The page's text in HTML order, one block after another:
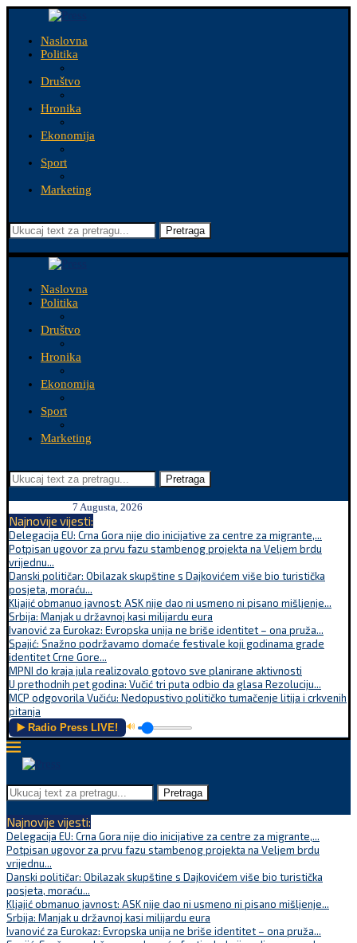
Naslovna
Politika
Društvo
Hronika
Ekonomija
Sport
Marketing
Pretraga
Naslovna
Politika
Društvo
Hronika
Ekonomija
Sport
Marketing
Pretraga
7 Augusta, 2026
Najnovije vijesti:
Delegacija EU: Crna Gora nije dio inicijative za centre za migrante,...
Potpisan ugovor za prvu fazu stambenog projekta na Veljem brdu
vrijednu...
Danski političar: Obilazak skupštine s Dajkovićem više bio turistička
posjeta, moraću...
Kljajić obmanuo javnost: ASK nije dao ni usmeno ni pisano mišljenje...
Srbija: Manjak u državnoj kasi milijardu eura
Ivanović za Eurokaz: Evropska unija ne briše identitet – ona pruža...
Spajić: Snažno podržavamo domaće festivale koji godinama grade
identitet Crne Gore...
MPNI do kraja jula realizovalo gotovo sve planirane aktivnosti
U prethodnih pet godina: Vučić tri puta odbio da glasa Rezoluciju...
MCP odgovorila Vučiću: Nedopustivo političko tumačenje litija i crkvenih
pitanja
▶️ Radio Press LIVE! 🔊
Pretraga
Najnovije vijesti:
Delegacija EU: Crna Gora nije dio inicijative za centre za migrante,...
Potpisan ugovor za prvu fazu stambenog projekta na Veljem brdu
vrijednu...
Danski političar: Obilazak skupštine s Dajkovićem više bio turistička
posjeta, moraću...
Kljajić obmanuo javnost: ASK nije dao ni usmeno ni pisano mišljenje...
Srbija: Manjak u državnoj kasi milijardu eura
Ivanović za Eurokaz: Evropska unija ne briše identitet – ona pruža...